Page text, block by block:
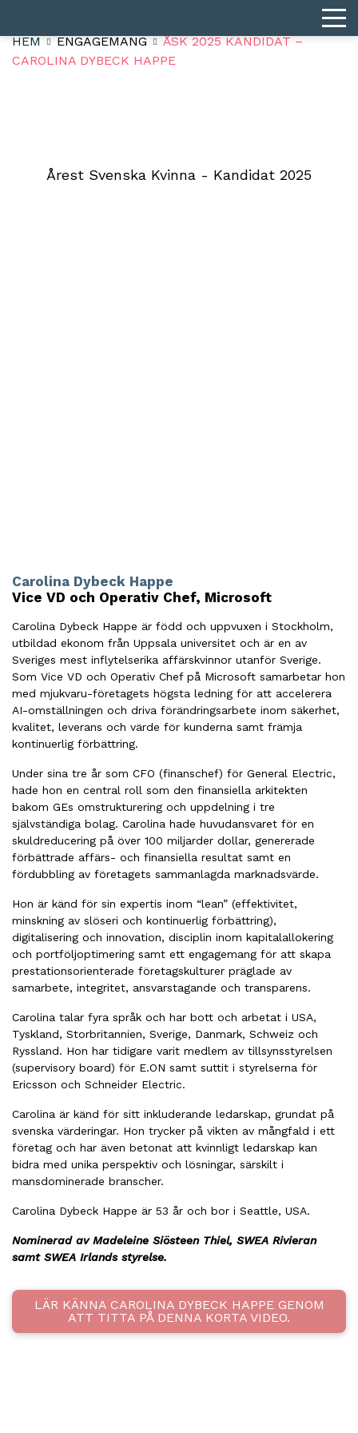
HEM ENGAGEMANG
ÅSK 2025 KANDIDAT –
CAROLINA DYBECK HAPPE
Årest Svenska Kvinna - Kandidat 2025
Carolina Dybeck Happe
Vice VD och Operativ Chef, Microsoft
Carolina Dybeck Happe är född och uppvuxen i Stockholm,
utbildad ekonom från Uppsala universitet och är en av
Sveriges mest inflytelserika affärskvinnor utanför Sverige.
Som Vice VD och Operativ Chef på Microsoft samarbetar hon
med mjukvaru-företagets högsta ledning för att accelerera
AI-omställningen och driva förändringsarbete inom säkerhet,
kvalitet, leverans och värde för kunderna samt främja
kontinuerlig förbättring.
Under sina tre år som CFO (finanschef) för General Electric,
hade hon en central roll som den finansiella arkitekten
bakom GEs omstrukturering och uppdelning i tre
självständiga bolag. Carolina hade huvudansvaret för en
skuldreducering på över 100 miljarder dollar, genererade
förbättrade affärs- och finansiella resultat samt en
fördubbling av företagets sammanlagda marknadsvärde.
Hon är känd för sin expertis inom “lean” (effektivitet,
minskning av slöseri och kontinuerlig förbättring),
digitalisering och innovation, disciplin inom kapitalallokering
och portföljoptimering samt ett engagemang för att skapa
prestationsorienterade företagskulturer präglade av
samarbete, integritet, ansvarstagande och transparens.
Carolina talar fyra språk och har bott och arbetat i USA,
Tyskland, Storbritannien, Sverige, Danmark, Schweiz och
Ryssland. Hon har tidigare varit medlem av tillsynsstyrelsen
(supervisory board) för E.ON samt suttit i styrelserna för
Ericsson och Schneider Electric.
Carolina är känd för sitt inkluderande ledarskap, grundat på
svenska värderingar. Hon trycker på vikten av mångfald i ett
företag och har även betonat att kvinnligt ledarskap kan
bidra med unika perspektiv och lösningar, särskilt i
mansdominerade branscher.
Carolina Dybeck Happe är 53 år och bor i Seattle, USA.
Nominerad av Madeleine Siösteen Thiel, SWEA Rivieran
samt SWEA Irlands styrelse.
LÄR KÄNNA CAROLINA DYBECK HAPPE GENOM
ATT TITTA PÅ DENNA KORTA VIDEO.